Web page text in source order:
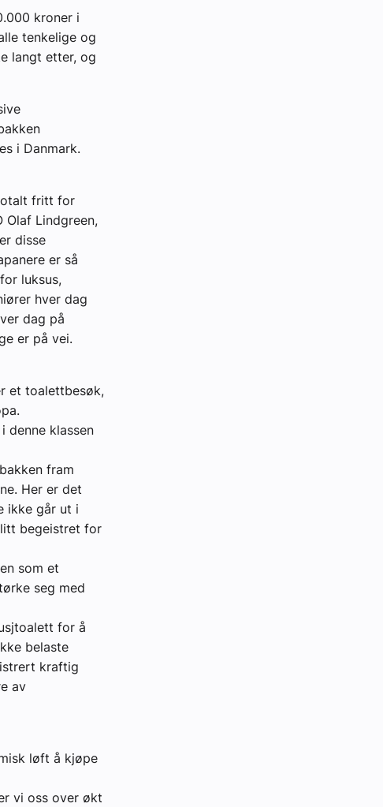
kroner i
tenkelige og
langt etter, og
i Danmark.
fritt for
Olaf Lindgreen,
disse
er så
luksus,
hver dag
dag på
er på vei.
et toalettbesøk,
denne klassen
fram
Her er det
ikke går ut i
begeistret for
som et
seg med
for å
belaste
kraftig
av
løft å kjøpe
vi oss over økt